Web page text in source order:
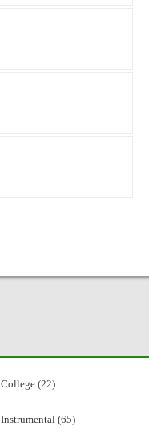
College (22)
Instrumental (65)